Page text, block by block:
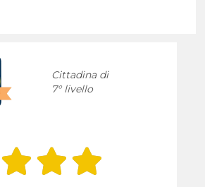
Cittadina di
7° livello